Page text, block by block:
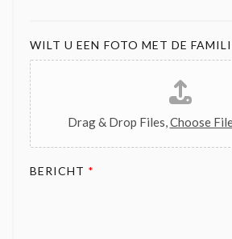
WILT U EEN FOTO MET DE
Drag & Drop Files,Choose
BERICHT *